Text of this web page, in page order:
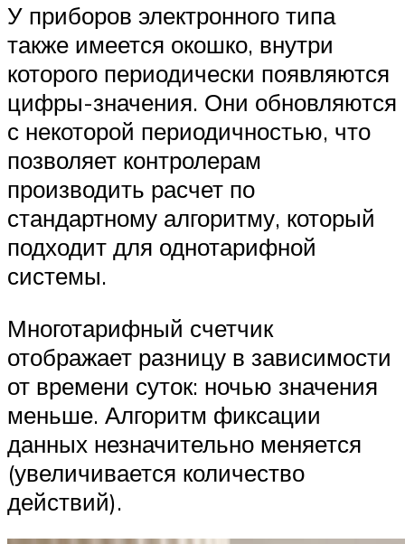
У приборов электронного типа
также имеется окошко, внутри
которого периодически появляются
цифры-значения. Они обновляются
с некоторой периодичностью, что
позволяет контролерам
производить расчет по
стандартному алгоритму, который
подходит для однотарифной
системы.
Многотарифный счетчик
отображает разницу в зависимости
от времени суток: ночью значения
меньше. Алгоритм фиксации
данных незначительно меняется
(увеличивается количество
действий).